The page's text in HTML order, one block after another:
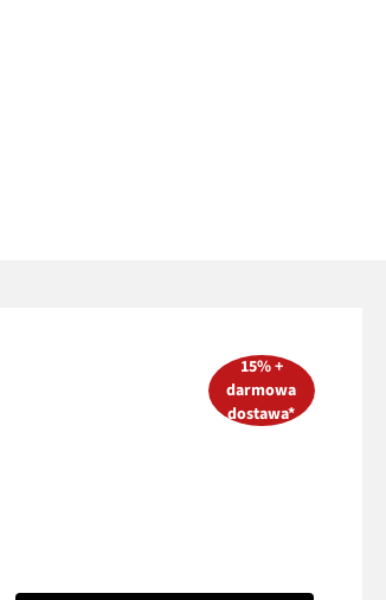
15% +
darmowa
dostawa*